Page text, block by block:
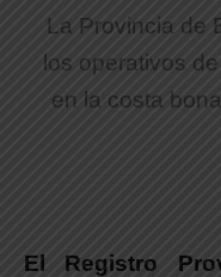
La Provincia de
los operativos
en la costa
El Registro